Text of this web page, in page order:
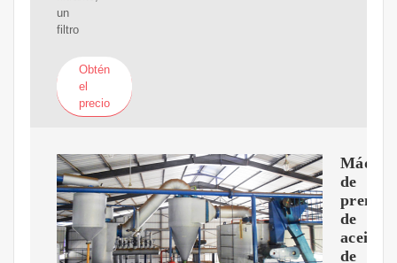
un
filtro
Obtén
el
precio
de
prensa
de
aceite
de